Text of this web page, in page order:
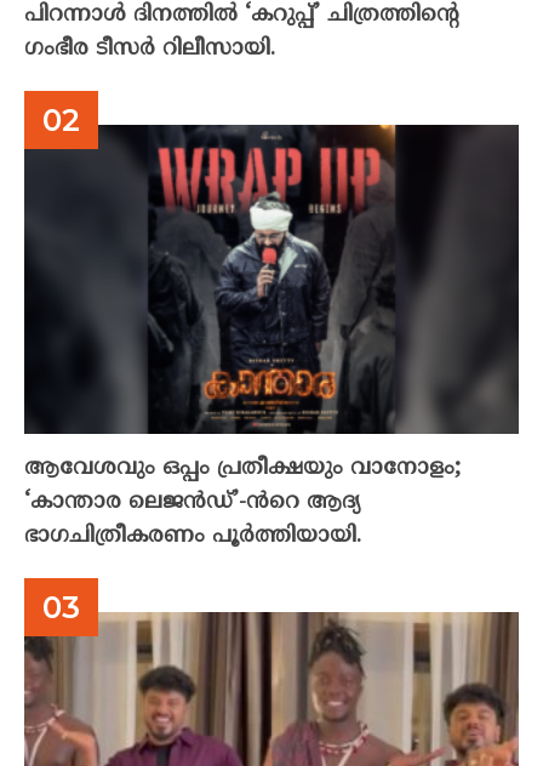
പിറന്നാൾ ദിനത്തിൽ ‘കറുപ്പ്’ ചിത്രത്തിന്റെ
ഗംഭീര ടീസർ റിലീസായി.
ആവേശവും ഒപ്പം പ്രതീക്ഷയും വാനോളം;
‘കാന്താര ലെജൻഡ്’-ൻറെ ആദ്യ
ഭാഗചിത്രീകരണം പൂർത്തിയായി.